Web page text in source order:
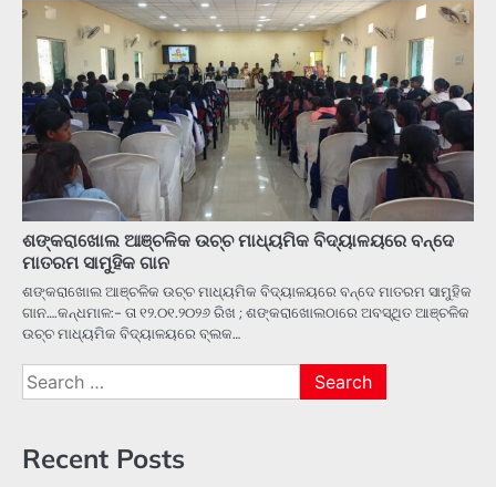
ଶଙ୍କରାଖୋଲ ଆଞ୍ଚଳିକ ଉଚ୍ଚ ମାଧ୍ୟମିକ ବିଦ୍ୟାଳୟରେ ବନ୍ଦେ
ମାତରମ ସାମୁହିକ ଗାନ
ଶଙ୍କରାଖୋଲ ଆଞ୍ଚଳିକ ଉଚ୍ଚ ମାଧ୍ୟମିକ ବିଦ୍ୟାଳୟରେ ବନ୍ଦେ ମାତରମ ସାମୁହିକ
ଗାନ….କନ୍ଧମାଳ:- ତା ୧୨.୦୧.୨୦୨୬ ରିଖ ; ଶଙ୍କରାଖୋଲଠାରେ ଅବସ୍ଥିତ ଆଞ୍ଚଳିକ
ଉଚ୍ଚ ମାଧ୍ୟମିକ ବିଦ୍ୟାଳୟରେ ବ୍ଲକ…
Search
for:
Recent Posts